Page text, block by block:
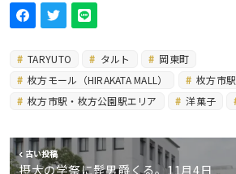
TARYUTO タルト
岡東町
枚方モール（HIRAKATA MALL）
枚方市駅
枚方市駅・枚方公園駅エリア
洋菓子
古い投稿
摂大の学祭に髭男爵くる。11月4日